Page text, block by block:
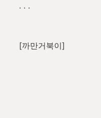
. . .
[까만거북이]